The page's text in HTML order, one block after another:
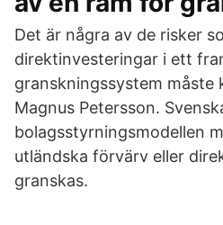
Det är några av de risker
direktinvesteringar i ett
granskningssystem måste
Magnus Petersson.
bolagsstyrningsmodellen
utländska förvärv eller
granskas.